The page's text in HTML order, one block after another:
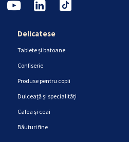
Delicatese
Tablete și batoane
Confiserie
Produse pentru copii
Dulceață și specialități
Cafea și ceai
Băuturi fine